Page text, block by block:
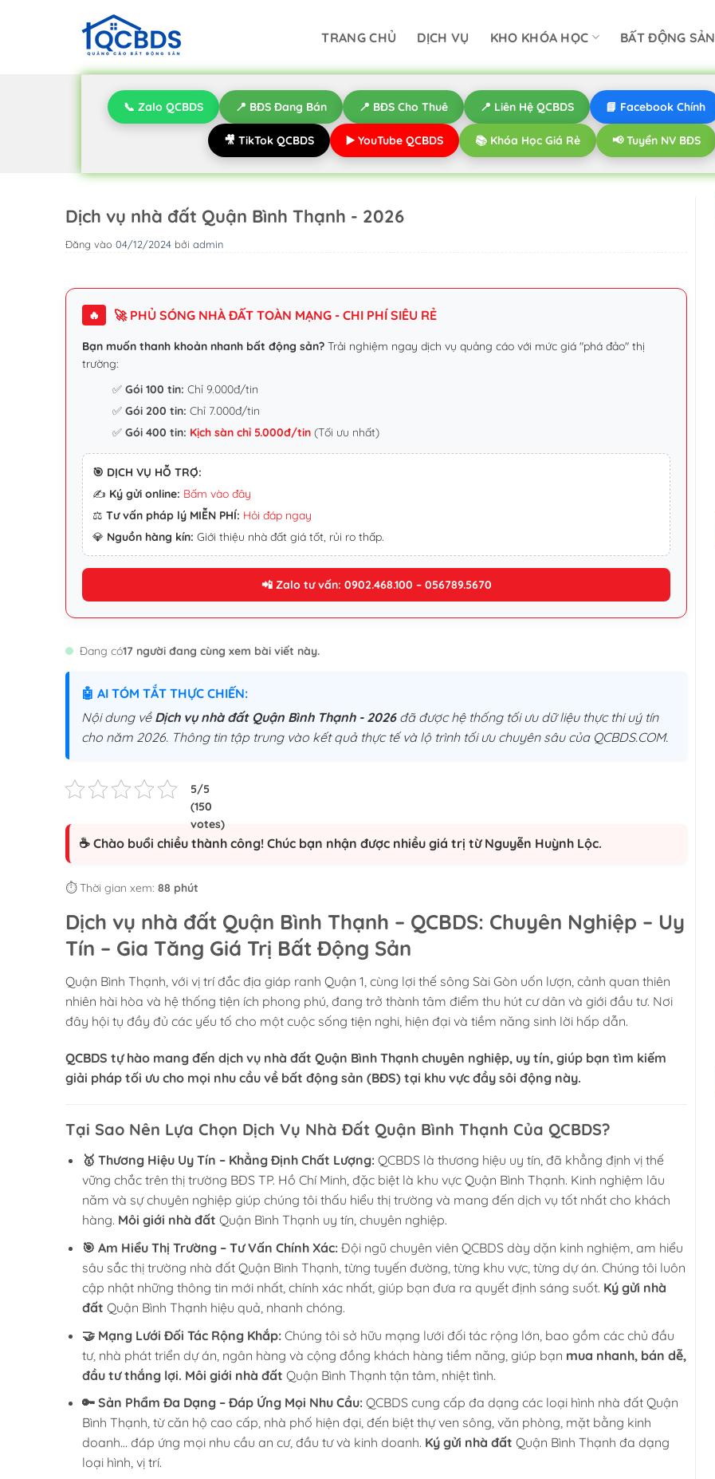
TRANG CHỦ DỊCH VỤ KHO KHÓA HỌC BẤT ĐỘNG SẢN
📞 Zalo QCBDS 📍 BĐS Đang Bán 📍 BĐS Cho Thuê 📍 Liên Hệ QCBDS 📘 Facebook Chính
🎥 TikTok QCBDS ▶️ YouTube QCBDS 📚 Khóa Học Giá Rẻ 📢 Tuyển NV BĐS
Dịch vụ nhà đất Quận Bình Thạnh - 2026
Đăng vào 04/12/2024 bởi admin
🔥 🚀 PHỦ SÓNG NHÀ ĐẤT TOÀN MẠNG - CHI PHÍ SIÊU RẺ
Bạn muốn thanh khoản nhanh bất động sản? Trải nghiệm ngay dịch vụ quảng cáo với mức giá "phá đảo" thị
trường:
✅Gói 100 tin: Chỉ 9.000đ/tin
✅Gói 200 tin: Chỉ 7.000đ/tin
✅Gói 400 tin: Kịch sàn chỉ 5.000đ/tin (Tối ưu nhất)
🎯 DỊCH VỤ HỖ TRỢ:
✍️ Ký gửi online: Bấm vào đây
⚖️ Tư vấn pháp lý MIỄN PHÍ: Hỏi đáp ngay
💎 Nguồn hàng kín: Giới thiệu nhà đất giá tốt, rủi ro thấp.
📲 Zalo tư vấn: 0902.468.100 – 056789.5670
Đang có17 người đang cùng xem bài viết này.
🤖 AI TÓM TẮT THỰC CHIẾN:
Nội dung về Dịch vụ nhà đất Quận Bình Thạnh - 2026đã được hệ thống tối ưu dữ liệu thực thi uý tín
cho năm 2026. Thông tin tập trung vào kết quả thực tế và lộ trình tối ưu chuyên sâu của QCBDS.COM.
☕ Chào buổi chiều thành công! Chúc bạn nhận được nhiều giá trị từ Nguyễn Huỳnh Lộc.
⏱️ Thời gian xem: 88 phút
Dịch vụ nhà đất Quận Bình Thạnh – QCBDS: Chuyên Nghiệp – Uy
Tín – Gia Tăng Giá Trị Bất Động Sản
Quận Bình Thạnh, với vị trí đắc địa giáp ranh Quận 1, cùng lợi thế sông Sài Gòn uốn lượn, cảnh quan thiên
nhiên hài hòa và hệ thống tiện ích phong phú, đang trở thành tâm điểm thu hút cư dân và giới đầu tư. Nơi
đây hội tụ đầy đủ các yếu tố cho một cuộc sống tiện nghi, hiện đại và tiềm năng sinh lời hấp dẫn.
QCBDS tự hào mang đến dịch vụ nhà đất Quận Bình Thạnh chuyên nghiệp, uy tín, giúp bạn tìm kiếm
giải pháp tối ưu cho mọi nhu cầu về bất động sản (BĐS) tại khu vực đầy sôi động này.
Tại Sao Nên Lựa Chọn Dịch Vụ Nhà Đất Quận Bình Thạnh Của QCBDS?
🥇 Thương Hiệu Uy Tín – Khẳng Định Chất Lượng:QCBDS là thương hiệu uy tín, đã khẳng định vị thế
vững chắc trên thị trường BĐS TP. Hồ Chí Minh, đặc biệt là khu vực Quận Bình Thạnh. Kinh nghiệm lâu
năm và sự chuyên nghiệp giúp chúng tôi thấu hiểu thị trường và mang đến dịch vụ tốt nhất cho khách
hàng. Môi giới nhà đất Quận Bình Thạnh uy tín, chuyên nghiệp.
🎯 Am Hiểu Thị Trường – Tư Vấn Chính Xác:Đội ngũ chuyên viên QCBDS dày dặn kinh nghiệm, am hiểu
sâu sắc thị trường nhà đất Quận Bình Thạnh, từng tuyến đường, từng khu vực, từng dự án. Chúng tôi luôn
cập nhật những thông tin mới nhất, chính xác nhất, giúp bạn đưa ra quyết định sáng suốt. Ký gửi nhà
đất Quận Bình Thạnh hiệu quả, nhanh chóng.
🤝 Mạng Lưới Đối Tác Rộng Khắp:Chúng tôi sở hữu mạng lưới đối tác rộng lớn, bao gồm các chủ đầu
tư, nhà phát triển dự án, ngân hàng và cộng đồng khách hàng tiềm năng, giúp bạn mua nhanh, bán dễ,
đầu tư thắng lợi. Môi giới nhà đất Quận Bình Thạnh tận tâm, nhiệt tình.
🔑 Sản Phẩm Đa Dạng – Đáp Ứng Mọi Nhu Cầu:QCBDS cung cấp đa dạng các loại hình nhà đất Quận
Bình Thạnh, từ căn hộ cao cấp, nhà phố hiện đại, đến biệt thự ven sông, văn phòng, mặt bằng kinh
doanh… đáp ứng mọi nhu cầu an cư, đầu tư và kinh doanh. Ký gửi nhà đất Quận Bình Thạnh đa dạng
loại hình, vị trí.